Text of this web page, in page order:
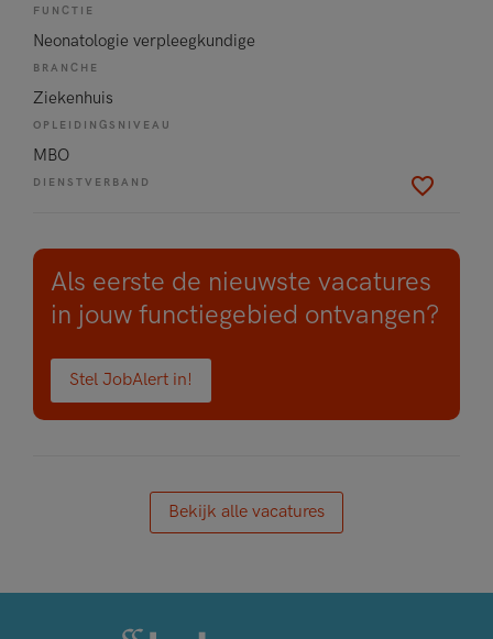
FUNCTIE
Neonatologie verpleegkundige
BRANCHE
Ziekenhuis
OPLEIDINGSNIVEAU
MBO
DIENSTVERBAND
Als eerste de nieuwste vacatures
in jouw functiegebied ontvangen?
Stel JobAlert in!
Bekijk alle vacatures